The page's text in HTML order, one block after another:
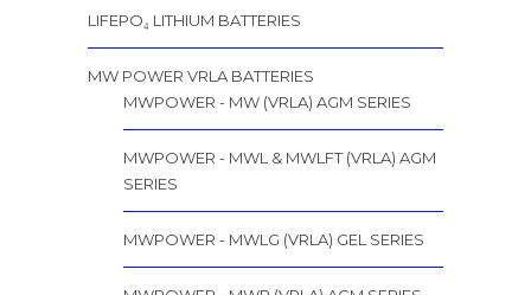
LIFEPO₄ LITHIUM BATTERIES
MW POWER VRLA BATTERIES
MWPOWER - MW (VRLA) AGM SERIES
MWPOWER - MWL & MWLFT (VRLA) AGM
SERIES
MWPOWER - MWLG (VRLA) GEL SERIES